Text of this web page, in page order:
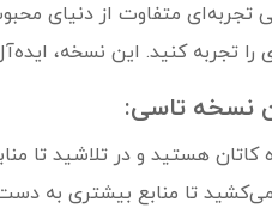
تجربه‌ای متفاوت از دنیای
تجربه کنید. این نسخه،
نسخه تاسی:
کاتان هستید و در تلاشید تا
تا منابع بیشتری به